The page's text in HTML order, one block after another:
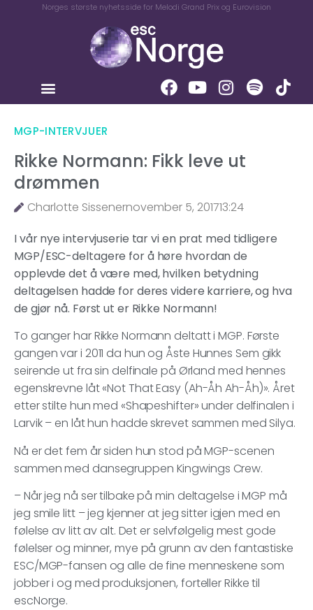
Norges største nyhetsside for Melodi Grand Prix og Eurovision
MGP-INTERVJUER
Rikke Normann: Fikk leve ut
drømmen
Charlotte Sissenernovember 5, 201713:24
I vår nye intervjuserie tar vi en prat med tidligere
MGP/ESC-deltagere for å høre hvordan de
opplevde det å være med, hvilken betydning
deltagelsen hadde for deres videre karriere, og hva
de gjør nå. Først ut er Rikke Normann!
To ganger har Rikke Normann deltatt i MGP. Første
gangen var i 2011 da hun og Åste Hunnes Sem gikk
seirende ut fra sin delfinale på Ørland med hennes
egenskrevne låt «Not That Easy (Ah-Åh Ah-Åh)». Året
etter stilte hun med «Shapeshifter» under delfinalen i
Larvik – en låt hun hadde skrevet sammen med Silya.
Nå er det fem år siden hun stod på MGP-scenen
sammen med dansegruppen Kingwings Crew.
– Når jeg nå ser tilbake på min deltagelse i MGP må
jeg smile litt – jeg kjenner at jeg sitter igjen med en
følelse av litt av alt. Det er selvfølgelig mest gode
følelser og minner, mye på grunn av den fantastiske
ESC/MGP-fansen og alle de fine menneskene som
jobber i og med produksjonen, forteller Rikke til
escNorge.